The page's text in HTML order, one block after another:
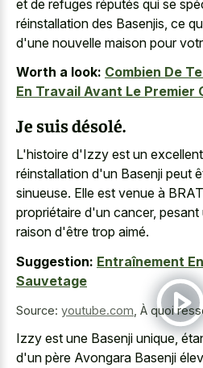
et de refuges réputés qui se
réinstallation des Basenjis, ce
d'une nouvelle maison pour
Worth a look: Combien De
En Travail Avant Le Premier
Je suis désolé.
L'histoire d'Izzy est un
réinstallation d'un Basenji peut
sinueuse. Elle est venue à
propriétaire d'un cancer,
raison d'être trop aimé.
Suggestion: Entraînement
Sauvetage
Source: youtube.com À quoi
Izzy est une Basenji unique,
d'un père Avongara Basenji